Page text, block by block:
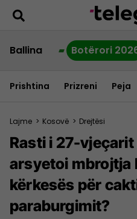
Ballina Botërori
Prishtina Prizreni Peja
Lajme > Kosovë > Drejtësi
Rasti i 27-vjeçarit
arsyetoi mbrojtja
kërkesës për
paraburgimit?